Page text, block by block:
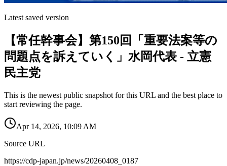
Latest saved version
【常任幹事会】第150回「重要法案等の
問題点を訴えていく」水岡代表 - 立憲
民主党
This is the newest public snapshot for this URL and the best place to
start reviewing the page.
Apr 14, 2026, 10:09 AM
Source URL
https://cdp-japan.jp/news/20260408_0187